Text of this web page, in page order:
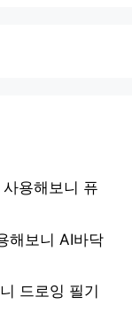
용해보니 퓨
해보니 AI바닥
드로잉 필기